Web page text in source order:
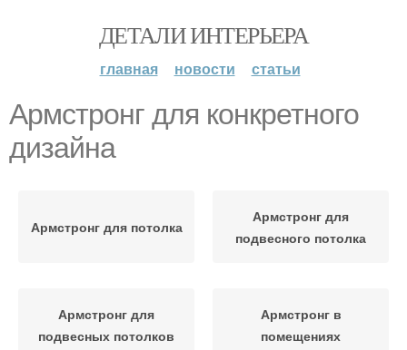
ДЕТАЛИ ИНТЕРЬЕРА
главная новости статьи
Армстронг для конкретного
дизайна
Армстронг для потолка
Армстронг для
подвесного потолка
Армстронг для
подвесных потолков
Армстронг в
помещениях